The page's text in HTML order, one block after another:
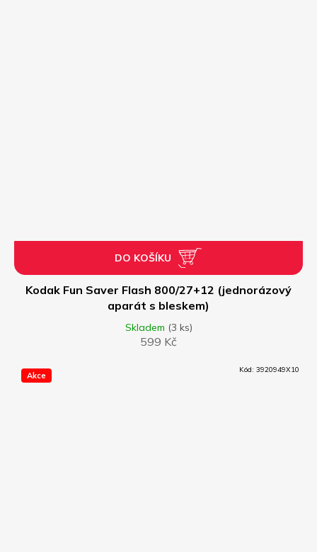
Kodak Fun Saver Flash 800/27+12 (jednorázový
aparát s bleskem)
Skladem (3 ks)
599 Kč
DO KOŠÍKU
Akce
Kód: 3920949X10